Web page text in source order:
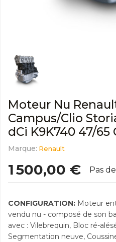
Moteur Nu
Campus/Clio
dCi K9K740 47/65
Marque: Renault
1 500,00 € Pas
CONFIGURATION: Moteur
vendu nu - composé de son
avec : Vilebrequin, Bloc ré-
Segmentation neuve,